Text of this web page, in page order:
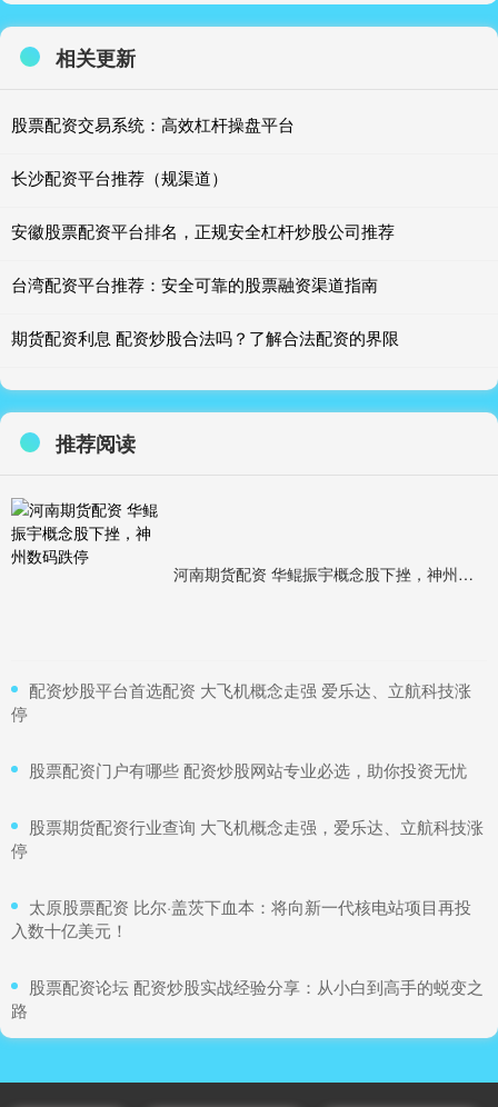
相关更新
股票配资交易系统：高效杠杆操盘平台
长沙配资平台推荐（规渠道）
安徽股票配资平台排名，正规安全杠杆炒股公司推荐
台湾配资平台推荐：安全可靠的股票融资渠道指南
期货配资利息 配资炒股合法吗？了解合法配资的界限
推荐阅读
河南期货配资 华鲲振宇概念股下挫，神州数码跌停
​配资炒股平台首选配资 大飞机概念走强 爱乐达、立航科技涨
停
​股票配资门户有哪些 配资炒股网站专业必选，助你投资无忧
​股票期货配资行业查询 大飞机概念走强，爱乐达、立航科技涨
停
​太原股票配资 比尔·盖茨下血本：将向新一代核电站项目再投
入数十亿美元！
​股票配资论坛 配资炒股实战经验分享：从小白到高手的蜕变之
路